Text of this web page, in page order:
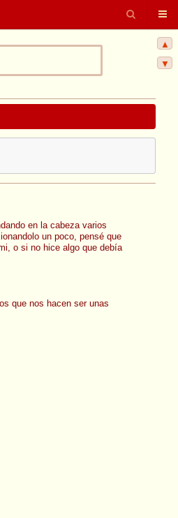
en la cabeza varios
un poco, pensé que
o si no hice algo que debía
que nos hacen ser unas
▲
▼